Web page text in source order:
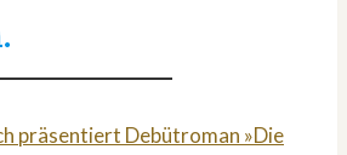
präsentiert Debütroman »Die